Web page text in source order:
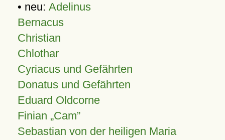
• neu: Adelinus
Bernacus
Christian
Chlothar
Cyriacus und Gefährten
Donatus und Gefährten
Eduard Oldcorne
Finian Cam
Sebastian von der heiligen Maria